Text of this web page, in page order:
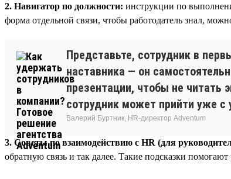
2. Навигатор по должности: инструкции по
форма отдельной связи, чтобы работодатель знал,
Представьте, сотрудник в
наставника — он
презентации, чтобы не читать
сотрудник может прийти уже
Валерий Буртник, HR-директор Adventum
3. Советы по взаимодействию с HR (для
обратную связь и так далее. Такие подсказки